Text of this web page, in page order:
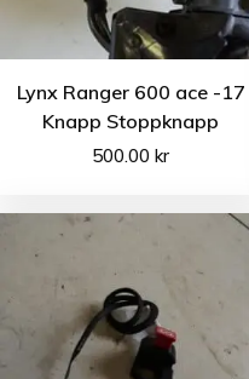
Lynx Ranger 600 ace -17
Knapp Stoppknapp
500.00kr